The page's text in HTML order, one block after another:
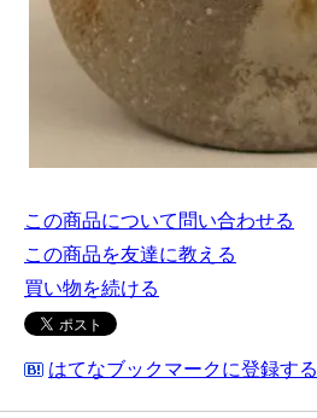
この商品について問い合わせる
この商品を友達に教える
買い物を続ける
はてなブックマークに登録する